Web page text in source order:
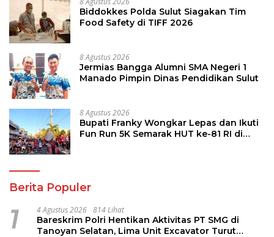
Biddokkes Polda Sulut Siagakan Tim
Food Safety di TIFF 2026
8 Agustus 2026
Jermias Bangga Alumni SMA Negeri 1
Manado Pimpin Dinas Pendidikan Sulut
8 Agustus 2026
Bupati Franky Wongkar Lepas dan Ikuti
Fun Run 5K Semarak HUT ke-81 RI di
Berita Populer
1 4 Agustus 2026 814 Lihat
Bareskrim Polri Hentikan Aktivitas PT SMG di
Tanoyan Selatan, Lima Unit Excavator Turut